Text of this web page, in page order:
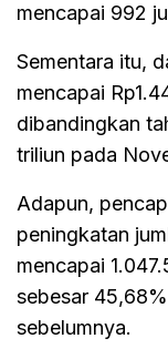
mencapai 992
Sementara itu,
mencapai
dibandingkan
triliun pada
Adapun,
peningkatan
mencapai
sebesar
sebelumnya.